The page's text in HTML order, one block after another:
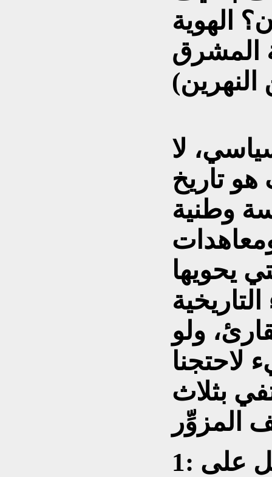
الهوية
المشرق
لا
تاريخ
وطنية
يحويها
ولو
لاحتجنا
بثلاث
1: إن هذا الأسقف حصل على